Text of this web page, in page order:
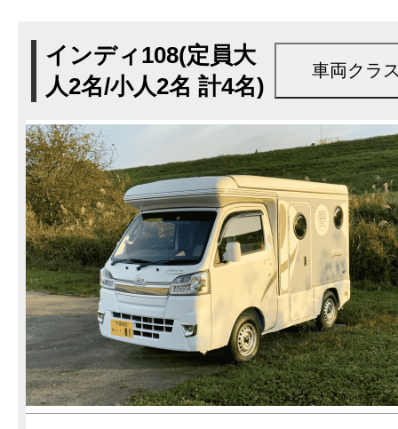
インディ108(定員大
人2名/小人2名 計4名)